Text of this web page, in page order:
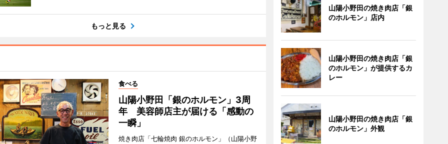
もっと見る
食べる
山陽小野田「銀のホルモン」3周
年 美容師店主が届ける「感動の
一瞬」
焼き肉店「七輪焼肉 銀のホルモン」（山陽小野
山陽小野田の焼き肉店「銀
のホルモン」店内
山陽小野田の焼き肉店「銀
のホルモン」が提供するカ
レー
山陽小野田の焼き肉店「銀
のホルモン」外観